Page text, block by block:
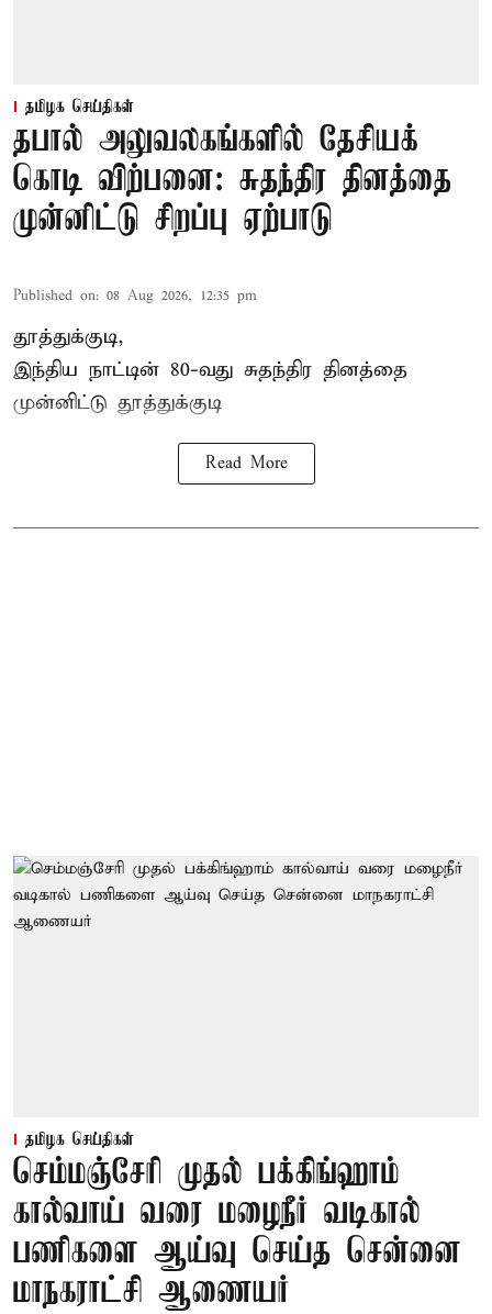
தமிழக செய்திகள்
தபால் அலுவலகங்களில் தேசியக்
கொடி விற்பனை: சுதந்திர தினத்தை
முன்னிட்டு சிறப்பு ஏற்பாடு
Published on: 08 Aug 2026, 12:35 pm
தூத்துக்குடி,
இந்திய நாட்டின் 80-வது சுதந்திர தினத்தை
முன்னிட்டு தூத்துக்குடி
Read More
தமிழக செய்திகள்
செம்மஞ்சேரி முதல் பக்கிங்ஹாம்
கால்வாய் வரை மழைநீர் வடிகால்
பணிகளை ஆய்வு செய்த சென்னை
மாநகராட்சி ஆணையர்